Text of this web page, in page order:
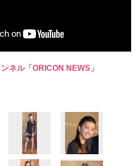
ネル「ORICON NEWS」